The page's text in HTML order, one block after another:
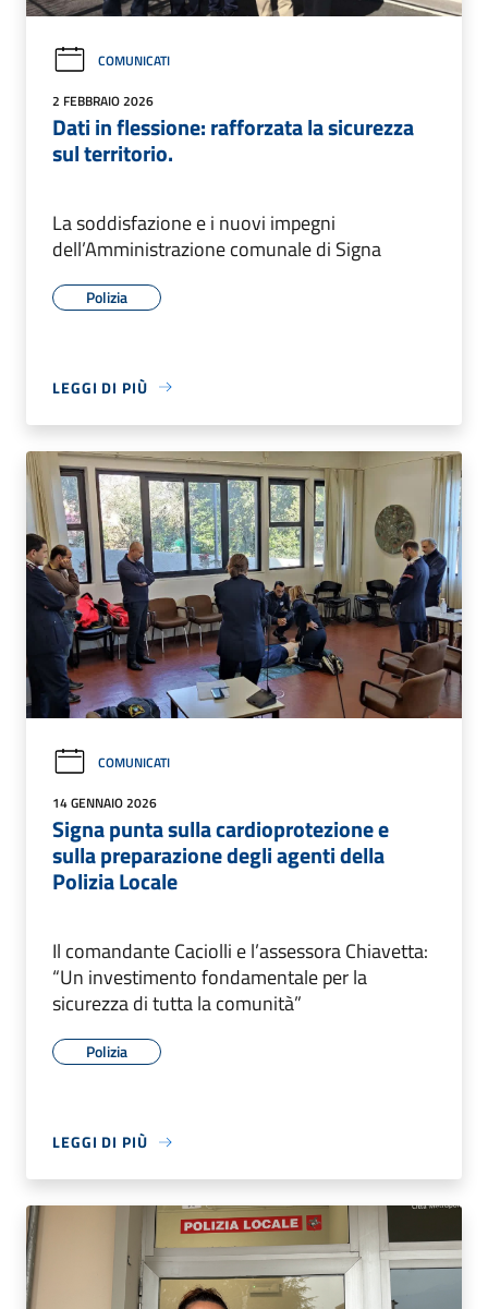
COMUNICATI
2 FEBBRAIO 2026
Dati in flessione: rafforzata la sicurezza
sul territorio.
La soddisfazione e i nuovi impegni
dell’Amministrazione comunale di Signa
Polizia
LEGGI DI PIÙ
COMUNICATI
14 GENNAIO 2026
Signa punta sulla cardioprotezione e
sulla preparazione degli agenti della
Polizia Locale
Il comandante Caciolli e l’assessora Chiavetta:
“Un investimento fondamentale per la
sicurezza di tutta la comunità”
Polizia
LEGGI DI PIÙ